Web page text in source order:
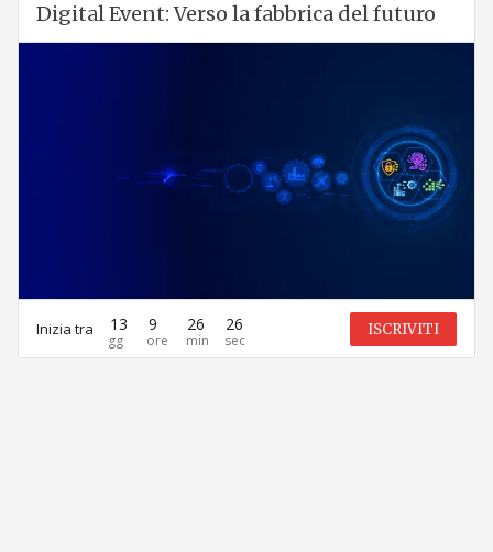
Digital Event: Verso la fabbrica del futuro
Inizia tra 13 9 26 26 ISCRIVITI